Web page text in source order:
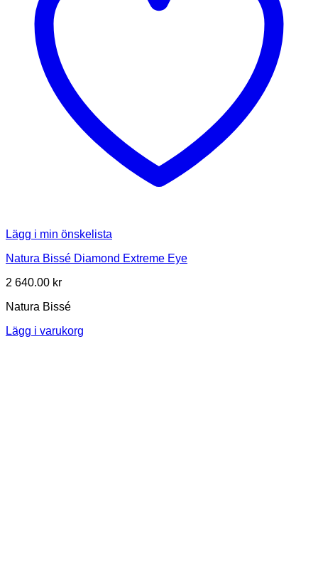
Lägg i min önskelista
Natura Bissé Diamond Extreme Eye
2 640.00 kr
Natura Bissé
Lägg i varukorg